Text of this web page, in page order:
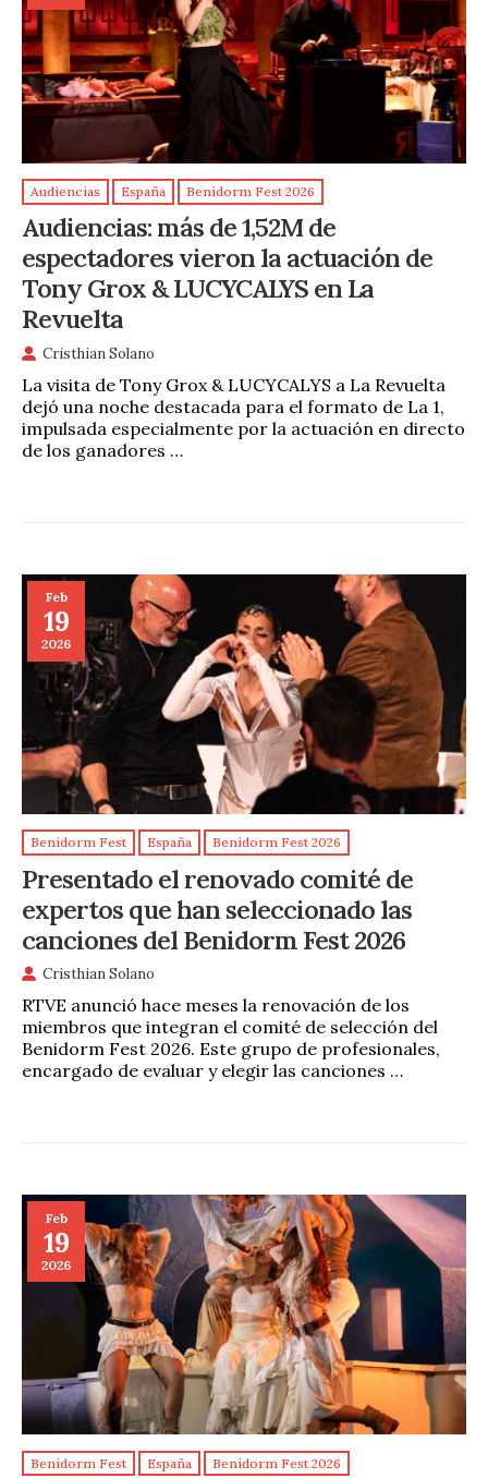
Audiencias España Benidorm Fest 2026
Audiencias: más de 1,52M de
espectadores vieron la actuación de
Tony Grox & LUCYCALYS en La
Revuelta
Cristhian Solano
La visita de Tony Grox & LUCYCALYS a La Revuelta
dejó una noche destacada para el formato de La 1,
impulsada especialmente por la actuación en directo
de los ganadores …
Feb
19
2026
Benidorm Fest España Benidorm Fest 2026
Presentado el renovado comité de
expertos que han seleccionado las
canciones del Benidorm Fest 2026
Cristhian Solano
RTVE anunció hace meses la renovación de los
miembros que integran el comité de selección del
Benidorm Fest 2026. Este grupo de profesionales,
encargado de evaluar y elegir las canciones …
Feb
19
2026
Benidorm Fest España Benidorm Fest 2026